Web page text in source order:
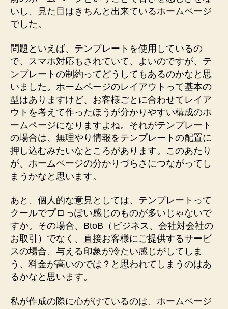
か
ど
へ
の
いし、見た目はきちんと出来ているホームページ
でした。
問題といえば、テンプレートを使用しているの
で、スマホ対応もされていて、よいのですが、テ
ンプレートの制約ってどうしてもあるのかなと思
いました。ホームページのレイアウトって基本の
型はありますけど、お客様ごとに合わせてレイア
ウトを考えて作ったほうが分かりやすい構成のホ
ームページになりますよね。それがテンプレート
の場合は、無理やり情報をテンプレートの配置に
押し込むみたいなところがあります。このあたり
が、ホームページの分かりづらさにつながってし
まうかなと思います。
あと、個人的な意見としては、テンプレートって
クールでプロっぽい感じのものが多いじゃないで
すか。その場合、BtoB（ビジネス、会社対会社の
お取引）でなく、直接お客様にご提供するサービ
スの場合、与える印象が冷たい感じがしてしま
う、料金が高いのでは？と思われてしまうのはあ
るかなと思います。
私が作成の際に心がけているのは、ホームページ